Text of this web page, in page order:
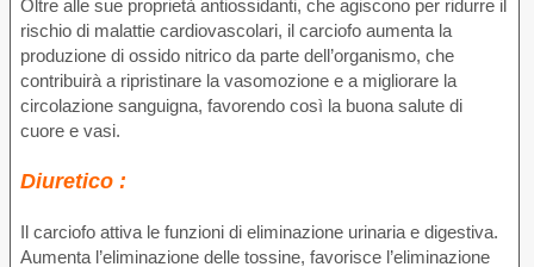
Oltre alle sue proprietà antiossidanti, che agiscono per ridurre il
rischio di malattie cardiovascolari, il carciofo aumenta la
produzione di ossido nitrico da parte dell’organismo, che
contribuirà a ripristinare la vasomozione e a migliorare la
circolazione sanguigna, favorendo così la buona salute di
cuore e vasi.
Diuretico :
Il carciofo attiva le funzioni di eliminazione urinaria e digestiva.
Aumenta l’eliminazione delle tossine, favorisce l’eliminazione